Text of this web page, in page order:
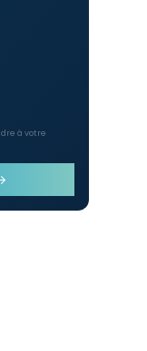
à votre